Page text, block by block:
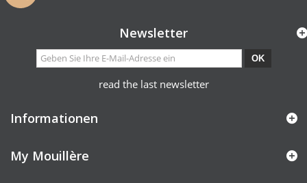
Newsletter
OK
read the last newsletter
Informationen
My Mouillère